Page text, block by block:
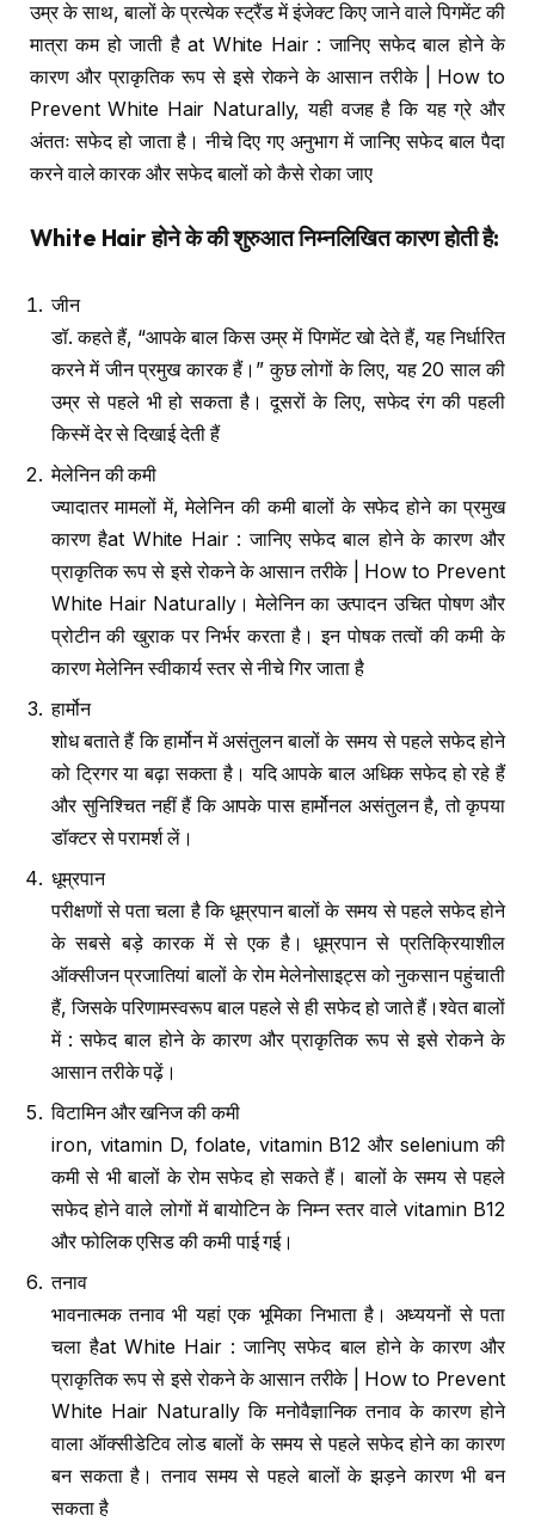
उम्र के साथ, बालों के प्रत्येक स्ट्रैंड में इंजेक्ट किए जाने वाले पिगमेंट की
मात्रा कम हो जाती है at White Hair : जानिए सफेद बाल होने के
कारण और प्राकृतिक रूप से इसे रोकने के आसान तरीके | How to
Prevent White Hair Naturally, यही वजह है कि यह ग्रे और
अंततः सफेद हो जाता है। नीचे दिए गए अनुभाग में जानिए सफेद बाल पैदा
करने वाले कारक और सफेद बालों को कैसे रोका जाए
White Hairहोने के की शुरुआत निम्नलिखित कारण होती है:
जीन
डॉ. कहते हैं, “आपके बाल किस उम्र में पिगमेंट खो देते हैं, यह निर्धारित
करने में जीन प्रमुख कारक हैं।” कुछ लोगों के लिए, यह 20 साल की
उम्र से पहले भी हो सकता है। दूसरों के लिए, सफेद रंग की पहली
किस्में देर से दिखाई देती हैं
मेलेनिन की कमी
ज्यादातर मामलों में, मेलेनिन की कमी बालों के सफेद होने का प्रमुख
कारण हैat White Hair : जानिए सफेद बाल होने के कारण और
प्राकृतिक रूप से इसे रोकने के आसान तरीके | How to Prevent
White Hair Naturally। मेलेनिन का उत्पादन उचित पोषण और
प्रोटीन की खुराक पर निर्भर करता है। इन पोषक तत्वों की कमी के
कारण मेलेनिन स्वीकार्य स्तर से नीचे गिर जाता है
हार्मोन
शोध बताते हैं कि हार्मोन में असंतुलन बालों के समय से पहले सफेद होने
को ट्रिगर या बढ़ा सकता है। यदि आपके बाल अधिक सफेद हो रहे हैं
और सुनिश्चित नहीं हैं कि आपके पास हार्मोनल असंतुलन है, तो कृपया
डॉक्टर से परामर्श लें।
धूम्रपान
परीक्षणों से पता चला है कि धूम्रपान बालों के समय से पहले सफेद होने
के सबसे बड़े कारक में से एक है। धूम्रपान से प्रतिक्रियाशील
ऑक्सीजन प्रजातियां बालों के रोम मेलेनोसाइट्स को नुकसान पहुंचाती
हैं, जिसके परिणामस्वरूप बाल पहले से ही सफेद हो जाते हैं।श्वेत बालों
में : सफेद बाल होने के कारण और प्राकृतिक रूप से इसे रोकने के
आसान तरीके पढ़ें।
विटामिन और खनिज की कमी
iron, vitamin D, folate, vitamin B12 और selenium की
कमी से भी बालों के रोम सफेद हो सकते हैं। बालों के समय से पहले
सफेद होने वाले लोगों में बायोटिन के निम्न स्तर वाले vitamin B12
और फोलिक एसिड की कमी पाई गई।
तनाव
भावनात्मक तनाव भी यहां एक भूमिका निभाता है। अध्ययनों से पता
चला हैat White Hair : जानिए सफेद बाल होने के कारण और
प्राकृतिक रूप से इसे रोकने के आसान तरीके | How to Prevent
White Hair Naturally कि मनोवैज्ञानिक तनाव के कारण होने
वाला ऑक्सीडेटिव लोड बालों के समय से पहले सफेद होने का कारण
बन सकता है। तनाव समय से पहले बालों के झड़ने कारण भी बन
सकता है